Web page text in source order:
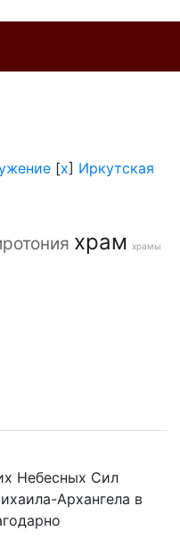
[x] Иркутская
храм храмы
Небесных Сил
Архангела в